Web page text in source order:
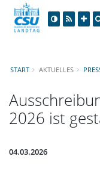
START AKTUELLES
2026 ist
04.03.2026